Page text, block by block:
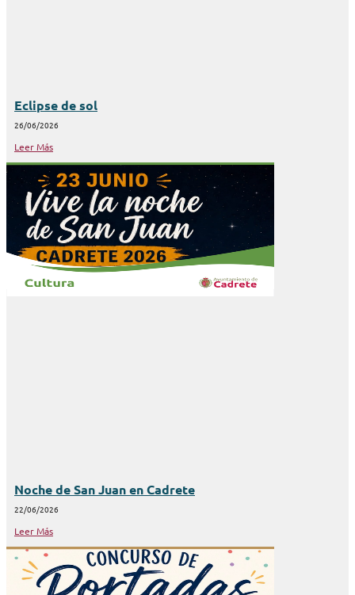
Eclipse de sol
26/06/2026
Leer Más
Noche de San Juan en Cadrete
22/06/2026
Leer Más